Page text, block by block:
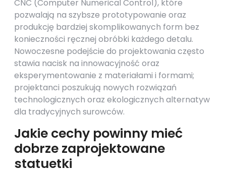
CNC (Computer Numerical Control), które
pozwalają na szybsze prototypowanie oraz
produkcję bardziej skomplikowanych form bez
konieczności ręcznej obróbki każdego detalu.
Nowoczesne podejście do projektowania często
stawia nacisk na innowacyjność oraz
eksperymentowanie z materiałami i formami;
projektanci poszukują nowych rozwiązań
technologicznych oraz ekologicznych alternatyw
dla tradycyjnych surowców.
Jakie cechy powinny mieć
dobrze zaprojektowane
statuetki